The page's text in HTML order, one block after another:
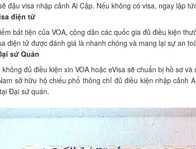
đậu visa nhập cảnh Ai Cập. Nếu không có visa, ngay lập
điện tử
bất tiện của VOA, công dân các quốc gia đủ điều kiện
điện tử được đánh giá là nhanh chóng và mang lại sự an
sứ Quán
đủ điều kiện xin VOA hoặc eVisa sẽ chuẩn bị hồ sơ
sở hữu hộ chiếu phổ thông chỉ đủ điều kiện nhập
Đại sứ quán.